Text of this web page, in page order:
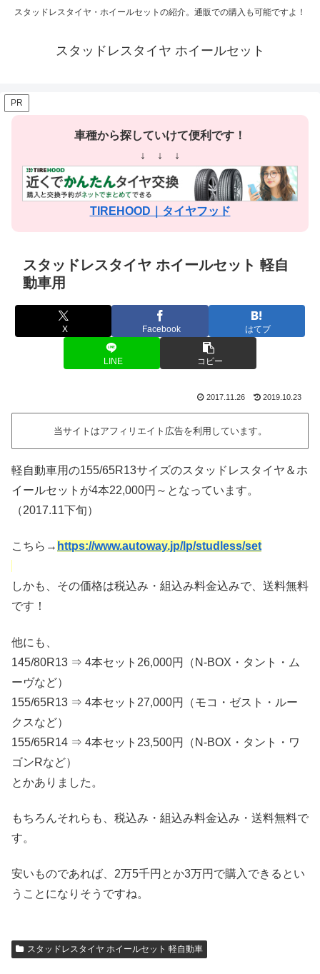
スタッドレスタイヤ・ホイールセットの紹介。通販での購入も可能ですよ！
スタッドレスタイヤ ホイールセット
PR
車種から探していけて便利です！
↓ ↓ ↓
TIREHOOD｜タイヤフッド
スタッドレスタイヤ ホイールセット 軽自
動車用
X Facebook はてブ
LINE コピー
2017.11.26 2019.10.23
当サイトはアフィリエイト広告を利用しています。
軽自動車用の155/65R13サイズのスタッドレスタイヤ＆ホ
イールセットが4本22,000円～となっています。
（2017.11下旬）
こちら→ https://www.autoway.jp/lp/studless/set
しかも、その価格は税込み・組込み料金込みで、送料無料
です！
他にも、
145/80R13 ⇒ 4本セット26,000円（N-BOX・タント・ム
ーヴなど）
155/65R13 ⇒ 4本セット27,000円（モコ・ゼスト・ルー
クスなど）
155/65R14 ⇒ 4本セット23,500円（N-BOX・タント・ワ
ゴンRなど）
とかありました。
もちろんそれらも、税込み・組込み料金込み・送料無料で
す。
安いものであれば、2万5千円とか3万円で購入できるとい
うことになりそうですね。
スタッドレスタイヤ ホイールセット 軽自動車